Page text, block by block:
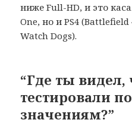
ниже Full-HD, и это
One, но и PS4
Watch Dogs).
“Где ты
тестировали
значениям?”